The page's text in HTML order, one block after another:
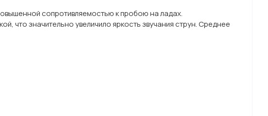
сопротивляемостью к пробою на ладах.
что значительно увеличило яркость звучания струн. Среднее